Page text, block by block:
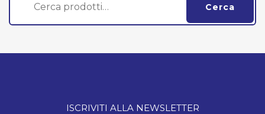
Cerca
ISCRIVITI ALLA NEWSLETTER